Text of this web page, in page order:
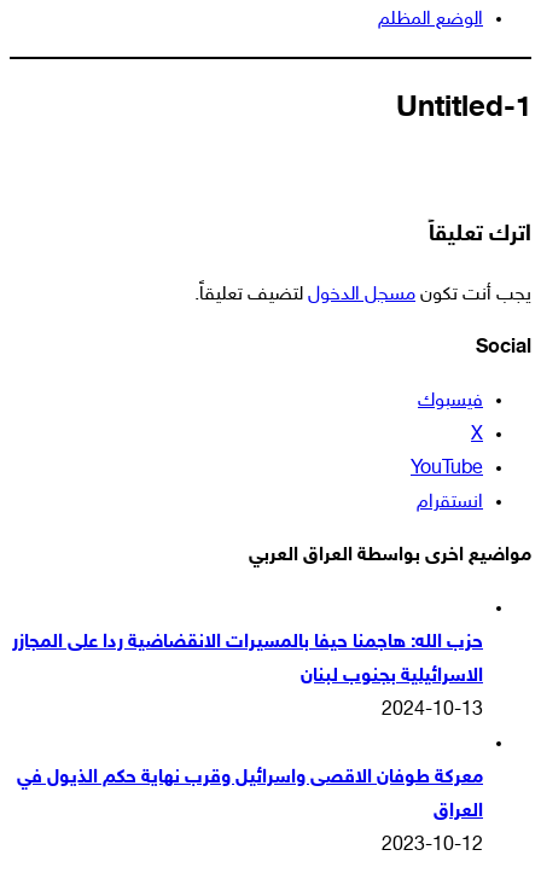
الوضع المظلم
Untitled-1
اترك تعليقاً
يجب أنت تكون مسجل الدخول لتضيف تعليقاً.
Social
فيسبوك
‫X
‫YouTube
انستقرام
مواضيع اخرى بواسطة العراق العربي
حزب الله: هاجمنا حيفا بالمسيرات الانقضاضية ردا على المجازر
الاسرائيلية بجنوب لبنان
2024-10-13
معركة طوفان الاقصى واسرائيل وقرب نهاية حكم الذيول في
العراق
2023-10-12